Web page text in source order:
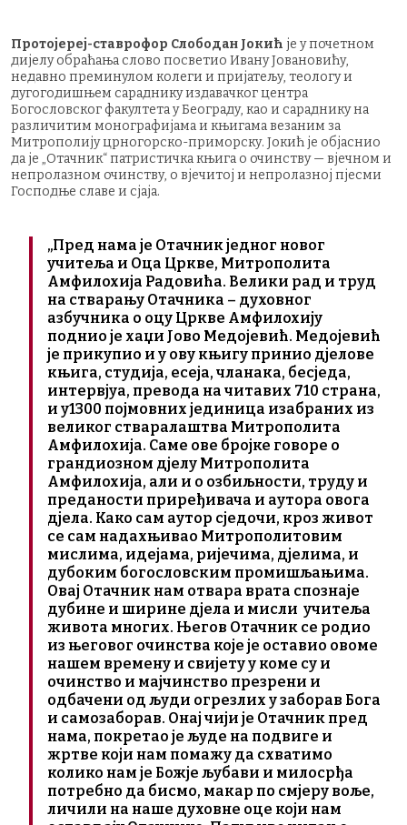
Протојереј-ставрофор Слободан Јокић је у почетном
дијелу обраћања слово посветио Ивану Јовановићу,
недавно преминулом колеги и пријатељу, теологу и
дугогодишњем сараднику издавачког центра
Богословског факултета у Београду, као и сараднику на
различитим монографијама и књигама везаним за
Митрополију црногорско-приморску. Јокић је објаснио
да је „Отачник“ патристичка књига о очинству — вјечном и
непролазном очинству, о вјечитој и непролазној пјесми
Господње славе и сјаја.
„Пред нама је Отачник једног новог
учитеља и Оца Цркве, Митрополита
Амфилохија Радовића. Велики рад и труд
на стварању Отачника – духовног
азбучника о оцу Цркве Амфилохију
поднио је хаџи Јово Медојевић. Медојевић
је прикупио и у ову књигу принио дјелове
књига, студија, есеја, чланака, бесједа,
интервјуа, превода на читавих 710 страна,
и у1300 појмовних јединица изабраних из
великог стваралаштва Митрополита
Амфилохија. Саме ове бројке говоре о
грандиозном дјелу Митрополита
Амфилохија, али и о озбиљности, труду и
преданости приређивача и аутора овога
дјела. Како сам аутор сједочи, кроз живот
се сам надахњивао Митрополитовим
мислима, идејама, ријечима, дјелима, и
дубоким богословским промишљањима.
Овај Отачник нам отвара врата спознаје
дубине и ширине дјела и мисли учитеља
живота многих. Његов Отачник се родио
из његовог очинства које је оставио овоме
нашем времену и свијету у коме су и
очинство и мајчинство презрени и
одбачени од људи огрезлих у заборав Бога
и самозаборав. Онај чији је Отачник пред
нама, покретао је људе на подвиге и
жртве који нам помажу да схватимо
колико нам је Божје љубави и милосрђа
потребно да бисмо, макар по смјеру воље,
личили на наше духовне оце који нам